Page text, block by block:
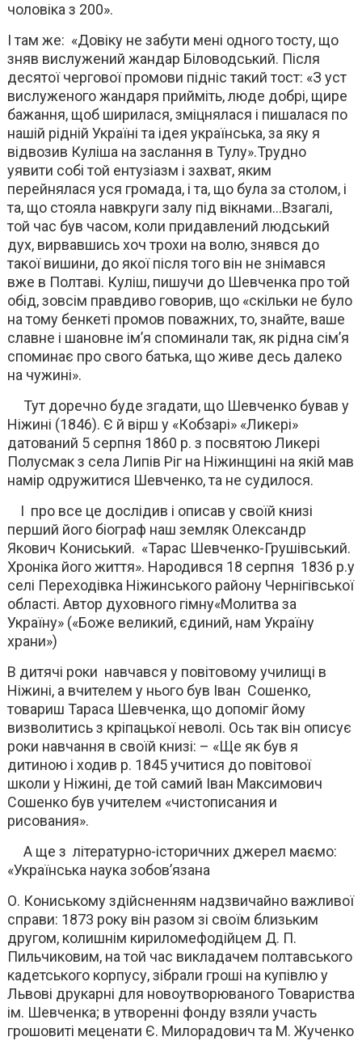
чоловіка з 200».
І там же: «Довіку не забути мені одного тосту, що
зняв вислужений жандар Біловодський. Після
десятої чергової промови підніс такий тост: «З уст
вислуженого жандаря прийміть, люде добрі, щире
бажання, щоб ширилася, зміцнялася і пишалася по
нашій рідній Україні та ідея українська, за яку я
відвозив Куліша на заслання в Тулу».Трудно
уявити собі той ентузіазм і захват, яким
перейнялася уся громада, і та, що була за столом, і
та, що стояла навкруги залу під вікнами…Взагалі,
той час був часом, коли придавлений людський
дух, вирвавшись хоч трохи на волю, знявся до
такої вишини, до якої після того він не знімався
вже в Полтаві. Куліш, пишучи до Шевченка про той
обід, зовсім правдиво говорив, що «скільки не було
на тому бенкеті промов поважних, то, знайте, ваше
славне і шановне ім’я споминали так, як рідна сім’я
споминає про свого батька, що живе десь далеко
на чужині».
Тут доречно буде згадати, що Шевченко бував у
Ніжині (1846). Є й вірш у «Кобзарі» «Ликері»
датований 5 серпня 1860 р. з посвятою Ликері
Полусмак з села Липів Ріг на Ніжинщині на якій мав
намір одружитися Шевченко, та не судилося.
І про все це дослідив і описав у своїй книзі
перший його біограф наш земляк Олександр
Якович Кониський. «Тарас Шевченко-Грушівський.
Хроніка його життя». Народився 18 серпня 1836 р.у
селі Переходівка Ніжинського району Чернігівської
області. Автор духовного гімну«Молитва за
Україну» («Боже великий, єдиний, нам Україну
храни»)
В дитячі роки навчався у повітовому училищі в
Ніжині, а вчителем у нього був Іван Сошенко,
товариш Тараса Шевченка, що допоміг йому
визволитись з кріпацької неволі. Ось так він описує
роки навчання в своїй книзі: – «Ще як був я
дитиною і ходив р. 1845 учитися до повітової
школи у Ніжині, де той самий Іван Максимович
Сошенко був учителем «чистописания и
рисования».
А ще з літературно-історичних джерел маємо:
«Українська наука зобов’язана
О. Кониському здійсненням надзвичайно важливої
справи: 1873 року він разом зі своїм близьким
другом, колишнім кириломефодійцем Д. П.
Пильчиковим, на той час викладачем полтавського
кадетського корпусу, зібрали гроші на купівлю у
Львові друкарні для новоутворюваного Товариства
ім. Шевченка; в утворенні фонду взяли участь
грошовиті меценати Є. Милорадович та М. Жученко